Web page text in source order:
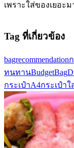
เพราะใส่ของเยอะ
Tag ที่เกี่ยวข้อง
bagrecommendation
ทนทานBudgetBag
กระเป๋าA4กระเป๋าใ